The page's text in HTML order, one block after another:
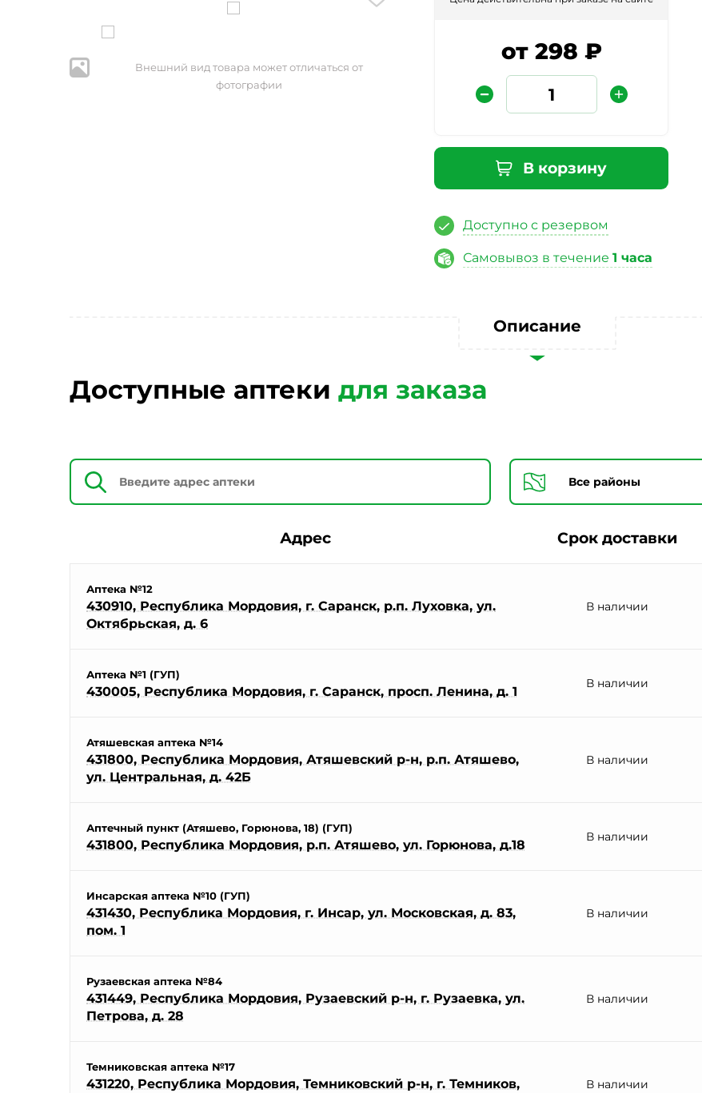
Внешний вид товара может отличаться от
фотографии
от 298 ₽
В корзину
Доступно с резервом
Самовывоз в течение1 часа
Описание
Доступные аптеки для заказа
Адрес Срок доставки
Аптека №12
430910, Республика Мордовия, г. Саранск, р.п. Луховка, ул.
Октябрьская, д. 6
В наличии
Аптека №1 (ГУП)
430005, Республика Мордовия, г. Саранск, просп. Ленина, д. 1
В наличии
Атяшевская аптека №14
431800, Республика Мордовия, Атяшевский р-н, р.п. Атяшево,
ул. Центральная, д. 42Б
В наличии
Аптечный пункт (Атяшево, Горюнова, 18) (ГУП)
431800, Республика Мордовия, р.п. Атяшево, ул. Горюнова, д.18
В наличии
Инсарская аптека №10 (ГУП)
431430, Республика Мордовия, г. Инсар, ул. Московская, д. 83,
пом. 1
В наличии
Рузаевская аптека №84
431449, Республика Мордовия, Рузаевский р-н, г. Рузаевка, ул.
Петрова, д. 28
В наличии
Темниковская аптека №17
431220, Республика Мордовия, Темниковский р-н, г. Темников,
В наличии
Защита от автоматических сообщений
Введите слово на картинке*
* Нажимая кнопку «Отправить отзыв», я даю свое согласие на
персональных данных, в соответствии с Федеральным законом от
Согласии на обработку персональных данных *